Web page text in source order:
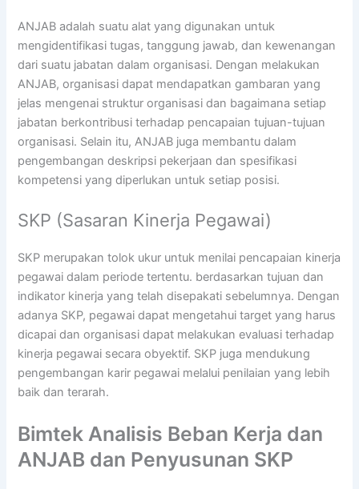
ANJAB adalah suatu alat yang digunakan untuk
mengidentifikasi tugas, tanggung jawab, dan kewenangan
dari suatu jabatan dalam organisasi. Dengan melakukan
ANJAB, organisasi dapat mendapatkan gambaran yang
jelas mengenai struktur organisasi dan bagaimana setiap
jabatan berkontribusi terhadap pencapaian tujuan-tujuan
organisasi. Selain itu, ANJAB juga membantu dalam
pengembangan deskripsi pekerjaan dan spesifikasi
kompetensi yang diperlukan untuk setiap posisi.
SKP (Sasaran Kinerja Pegawai)
SKP merupakan tolok ukur untuk menilai pencapaian kinerja
pegawai dalam periode tertentu. berdasarkan tujuan dan
indikator kinerja yang telah disepakati sebelumnya. Dengan
adanya SKP, pegawai dapat mengetahui target yang harus
dicapai dan organisasi dapat melakukan evaluasi terhadap
kinerja pegawai secara obyektif. SKP juga mendukung
pengembangan karir pegawai melalui penilaian yang lebih
baik dan terarah.
Bimtek Analisis Beban Kerja dan
ANJAB dan Penyusunan SKP